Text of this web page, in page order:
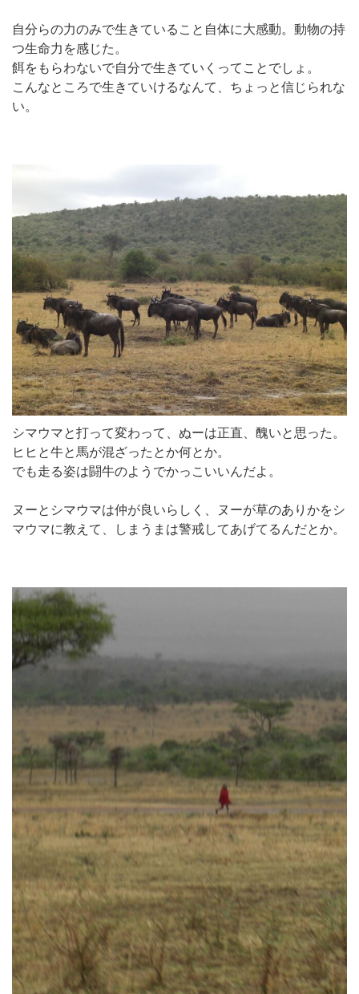
自分らの力のみで生きていること自体に大感動。動物の持
つ生命力を感じた。
餌をもらわないで自分で生きていくってことでしょ。
こんなところで生きていけるなんて、ちょっと信じられな
い。
シマウマと打って変わって、ぬーは正直、醜いと思った。
ヒヒと牛と馬が混ざったとか何とか。
でも走る姿は闘牛のようでかっこいいんだよ。
ヌーとシマウマは仲が良いらしく、ヌーが草のありかをシ
マウマに教えて、しまうまは警戒してあげてるんだとか。